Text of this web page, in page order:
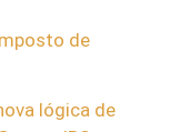
de
lógica de